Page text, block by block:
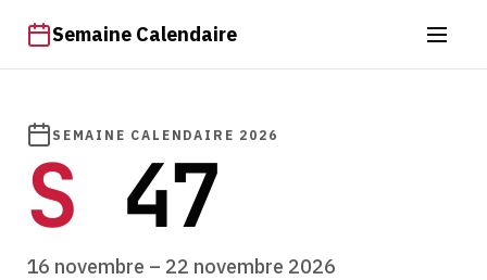
Semaine Calendaire
SEMAINE CALENDAIRE 2026
S47
16 novembre – 22 novembre 2026